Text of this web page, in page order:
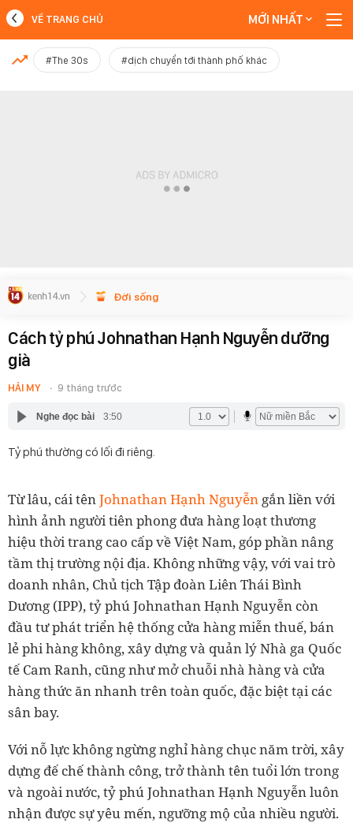
MỚI NHẤT
VỀ TRANG CHỦ MỚI NHẤT
#The 30s #dịch chuyển tới thành phố khác
Đời sống
Cách tỷ phú Johnathan Hạnh Nguyễn dưỡng
già
HẢI MY 9 tháng trước
Nghe đọc bài 3:50
Tỷ phú thường có lối đi riêng.
Từ lâu, cái tênJohnathan Hạnh Nguyễn gắn liền với
hình ảnh người tiên phong đưa hàng loạt thương
hiệu thời trang cao cấp về Việt Nam, góp phần nâng
tầm thị trường nội địa. Không những vậy, với vai trò
doanh nhân, Chủ tịch Tập đoàn Liên Thái Bình
Dương (IPP), tỷ phú Johnathan Hạnh Nguyễn còn
đầu tư phát triển hệ thống cửa hàng miễn thuế, bán
lẻ phi hàng không, xây dựng và quản lý Nhà ga Quốc
tế Cam Ranh, cũng như mở chuỗi nhà hàng và cửa
hàng thức ăn nhanh trên toàn quốc, đặc biệt tại các
sân bay.
Với nỗ lực không ngừng nghỉ hàng chục năm trời, xây
dựng đế chế thành công, trở thành tên tuổi lớn trong
và ngoài nước, tỷ phú Johnathan Hạnh Nguyễn luôn
nhận được sự yêu mến, ngưỡng mộ của nhiều người.